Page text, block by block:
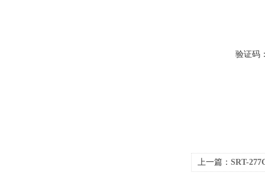
验证码
上一篇： SRT-